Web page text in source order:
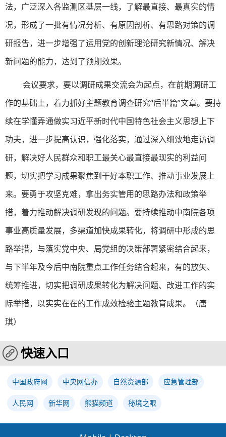
法，广泛深入各监测区基层一线，了解最直接、最真实的情
况，形成了一批有情况分析、有原因剖析、有思路对策的调
研报告，进一步增强了运用党的创新理论研究新情况、解决
新问题的能力，达到了预期效果。
会议要求，要以调研成果交流会为起点，在前期调研工
作的基础上，着力抓好主题教育调查研究“后半篇”文章。要持
续在学懂弄通做实习近平新时代中国特色社会主义思想上下
功夫，进一步提高认识，强化落实，通过深入细致地走访调
研，解决好人民群众和职工最关心最直接最现实的利益问
题，切实把学习成果聚焦到干好本职工作、推动事业发展上
来。要勇于攻坚克难，拿出务实管用的思路办法和政策举
措，着力推动解决调研发现的问题。要持续推动中南院各项
事业高质量发展，多渠道加快成果转化，将调研中形成的思
路举措，与落实党中央、局党组的决策部署紧密结合起来，
与下半年及今后中南院重点工作任务结合起来，有的放矢、
统筹推进，切实把调研成果转化为解决问题、改进工作的实
际举措，以实实在在的工作成效检验主题教育成果。（唐
琪）
快速入口
中国政府网 中央网信办 自然资源部 应急管理部
人民网 新华网 熊猫频道 秘境之眼